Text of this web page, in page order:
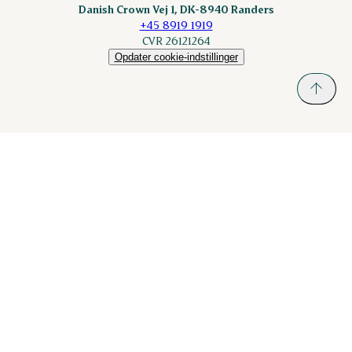
Danish Crown Vej 1, DK-8940 Randers
+45 8919 1919
CVR 26121264
Opdater cookie-indstillinger